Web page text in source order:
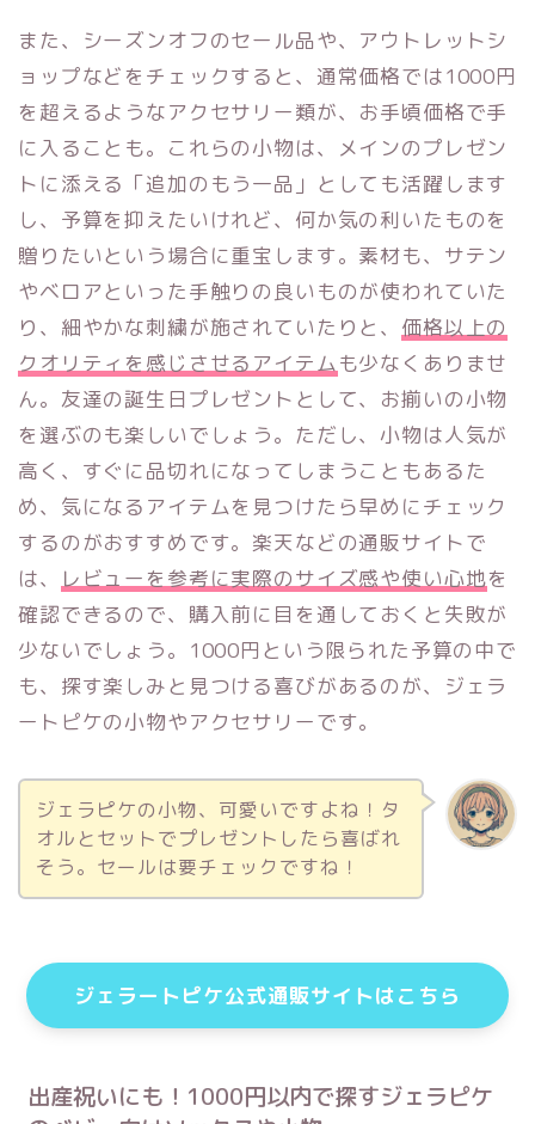
また、シーズンオフのセール品や、アウトレットシ
ョップなどをチェックすると、通常価格では1000円
を超えるようなアクセサリー類が、お手頃価格で手
に入ることも。これらの小物は、メインのプレゼン
トに添える「追加のもう一品」としても活躍します
し、予算を抑えたいけれど、何か気の利いたものを
贈りたいという場合に重宝します。素材も、サテン
やベロアといった手触りの良いものが使われていた
り、細やかな刺繍が施されていたりと、 価格以上の
クオリティを感じさせるアイテム も少なくありませ
ん。友達の誕生日プレゼントとして、お揃いの小物
を選ぶのも楽しいでしょう。ただし、小物は人気が
高く、すぐに品切れになってしまうこともあるた
め、気になるアイテムを見つけたら早めにチェック
するのがおすすめです。楽天などの通販サイトで
は、
レビューを参考に実際のサイズ感や使い心地を
確認できるので、購入前に目を通しておくと失敗が
少ないでしょう。1000円という限られた予算の中で
も、探す楽しみと見つける喜びがあるのが、ジェラ
ートピケの小物やアクセサリーです。
ジェラピケの小物、可愛いですよね！タ
オルとセットでプレゼントしたら喜ばれ
そう。セールは要チェックですね！
ジェラートピケ公式通販サイトはこちら
出産祝いにも！1000円以内で探すジェラピケ